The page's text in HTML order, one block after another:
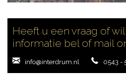
Heeft u een vraag of
informatie bel of mail
info@interdrum.nl 0543 -